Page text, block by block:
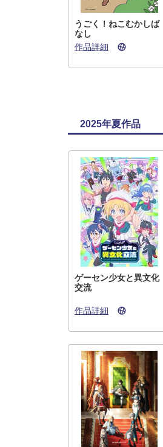
うごく！ねこむかしば
なし
作品詳細
2025年夏作品
ゲーセン少女と異文化
交流
作品詳細